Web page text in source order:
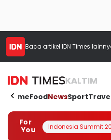
Baca artikel IDN Times
KALTIM
HomeFoodNewsSport
For
You
Indonesia Summit